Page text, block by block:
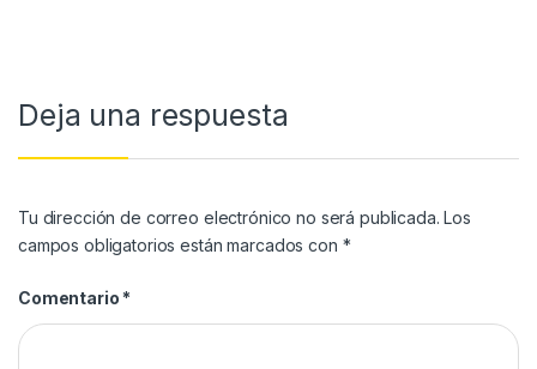
Deja una respuesta
Tu dirección de correo electrónico no será publicada. Los
campos obligatorios están marcados con *
Comentario *